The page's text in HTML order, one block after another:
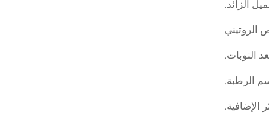
الزائد.
النوبات.
الرطبة.